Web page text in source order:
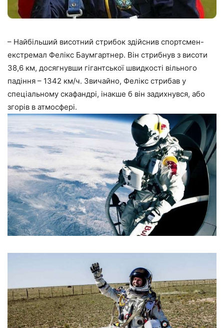
– Найбільший висотний стрибок здійснив спортсмен-
екстремал Фелікс Баумгартнер. Він стрибнув з висоти
38,6 км, досягнувши гігантської швидкості вільного
падіння – 1342 км/ч. Звичайно, Фелікс стрибав у
спеціальному скафандрі, інакше б він задихнувся, або
згорів в атмосфері.